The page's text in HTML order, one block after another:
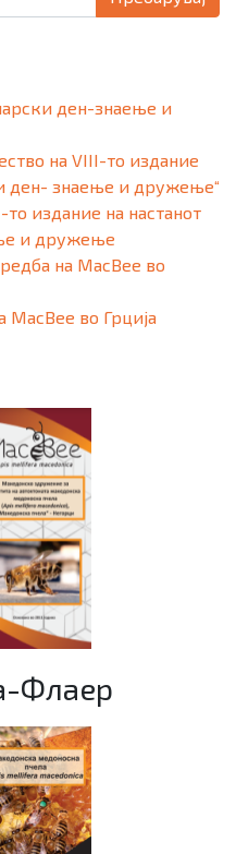
ден-знаење и
на VIII-то издание
ден- знаење и дружење“
то издание на настанот
и дружење
на MacBee во
MacBee во Грција
Флаер